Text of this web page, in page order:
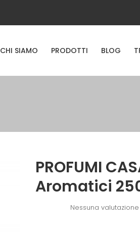
CHI SIAMO PRODOTTI BLOG
PROFUMI
Aromatici
Nessuna valutazione